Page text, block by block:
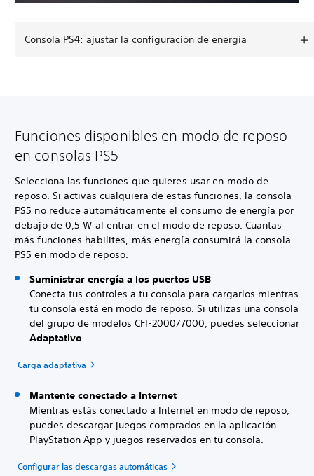
Consola PS4: ajustar la configuración de energía
Funciones disponibles en modo de reposo
en consolas PS5
Selecciona las funciones que quieres usar en modo de
reposo. Si activas cualquiera de estas funciones, la consola
PS5 no reduce automáticamente el consumo de energía por
debajo de 0,5 W al entrar en el modo de reposo. Cuantas
más funciones habilites, más energía consumirá la consola
PS5 en modo de reposo.
Suministrar energía a los puertos USB
Conecta tus controles a tu consola para cargarlos mientras
tu consola está en modo de reposo. Si utilizas una consola
del grupo de modelos CFI-2000/7000, puedes seleccionar
Adaptativo.
Carga adaptativa
Mantente conectado a Internet
Mientras estás conectado a Internet en modo de reposo,
puedes descargar juegos comprados en la aplicación
PlayStation App y juegos reservados en tu consola.
Configurar las descargas automáticas